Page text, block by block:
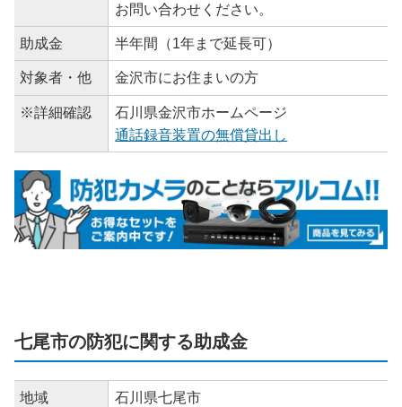
お問い合わせください。
助成金 半年間（1年まで延長可）
対象者・他 金沢市にお住まいの方
※詳細確認
石川県金沢市ホームページ
通話録音装置の無償貸出し
七尾市の防犯に関する助成金
地域 石川県七尾市